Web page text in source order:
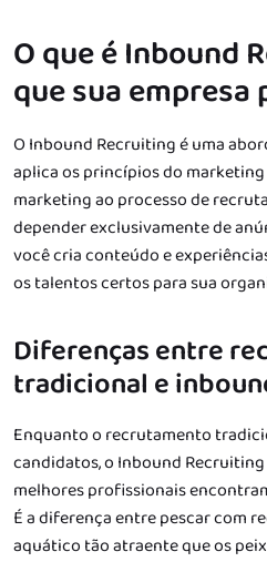
O que é Inbound
que sua empresa
O Inbound Recruiting é uma
aplica os princípios do
marketing ao processo de
depender exclusivamente de
você cria conteúdo e
os talentos certos para sua
Diferenças entre
tradicional e
Enquanto o recrutamento
candidatos, o Inbound
melhores profissionais
É a diferença entre pescar com
aquático tão atraente que os